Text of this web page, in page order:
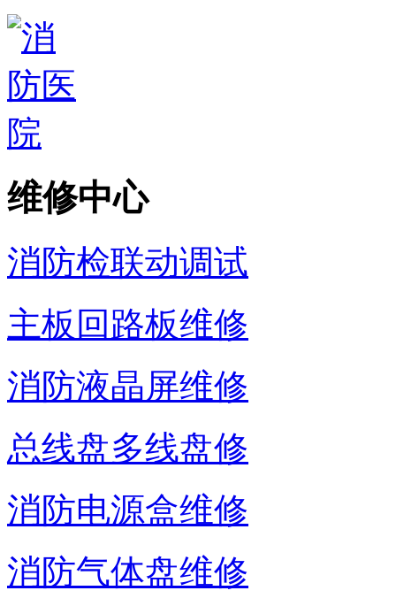
维修中心
消防检联动调试
主板回路板维修
消防液晶屏维修
总线盘多线盘修
消防电源盒维修
消防气体盘维修